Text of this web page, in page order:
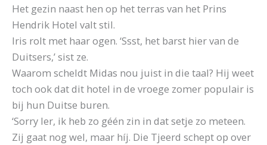
Het gezin naast hen op het terras van het Prins
Hendrik Hotel valt stil.
Iris rolt met haar ogen. ‘Ssst, het barst hier van de
Duitsers,’ sist ze.
Waarom scheldt Midas nou juist in die taal? Hij weet
toch ook dat dit hotel in de vroege zomer populair is
bij hun Duitse buren.
‘Sorry Ier, ik heb zo géén zin in dat setje zo meteen.
Zij gaat nog wel, maar híj. Die Tjeerd schept op over